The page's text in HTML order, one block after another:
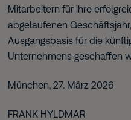
Mitarbeitern für ihre
abgelaufenen
Ausgangsbasis für die
Unternehmens geschaffen
München, 27. März 2026
Frank Hyldmar